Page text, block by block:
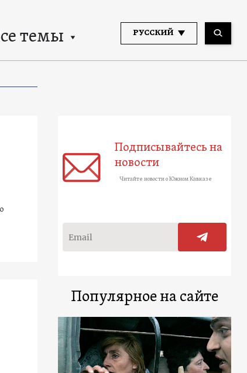
темы РУССКИЙ
Подписывайтесь на
новости
Читайте новости о Южном Кавказе
Популярное на сайте